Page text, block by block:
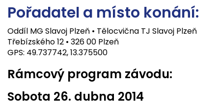
Pořadatel a místo konání:
Oddíl MG Slavoj Plzeň • Tělocvična TJ Slavoj Plzeň
Třebízského 12 • 326 00 Plzeň
GPS: 49.737742, 13.375500
Rámcový program závodu:
Sobota 26. dubna 2014